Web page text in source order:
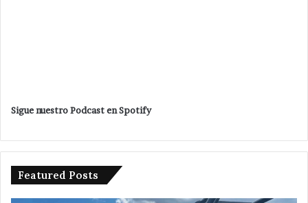
Sigue nuestro Podcast en Spotify
Featured Posts